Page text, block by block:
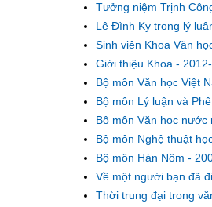
Tưởng niệm Trịnh
Lê Đình Kỵ trong lý
Sinh viên Khoa Văn
Giới thiệu Khoa -
Bộ môn Văn học Việt
Bộ môn Lý luận và
Bộ môn Văn học nước
Bộ môn Nghệ thuật
Bộ môn Hán Nôm -
Về một người bạn đã
Thời trung đại trong